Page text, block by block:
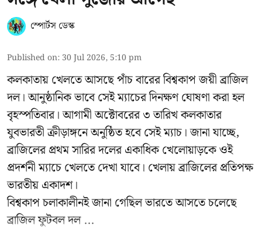
স্পোর্টস ডেস্ক
Published on: 30 Jul 2026, 5:10 pm
কলকাতায় খেলতে আসছে পাঁচ বারের বিশ্বকাপ জয়ী ব্রাজিল
দল। আনুষ্ঠানিক ভাবে সেই ম্যাচের দিনক্ষণ ঘোষণা করা হল
বৃহস্পতিবার। আগামী অক্টোবরের ৩ তারিখ কলকাতার
যুবভারতী ক্রীড়াঙ্গনে অনুষ্ঠিত হবে সেই ম্যাচ। জানা যাচ্ছে,
ব্রাজিলের প্রথম সারির দলের একাধিক খেলোয়াড়কে ওই
প্রদর্শনী ম্যাচে খেলতে দেখা যাবে। খেলায় ব্রাজিলের প্রতিপক্ষ
ভারতীয় একাদশ।
বিশ্বকাপ চলাকালীনই জানা গেছিল ভারতে আসতে চলেছে
ব্রাজিল ফুটবল দল ...